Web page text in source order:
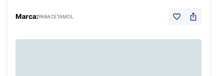
Marca:PARACETAMOL